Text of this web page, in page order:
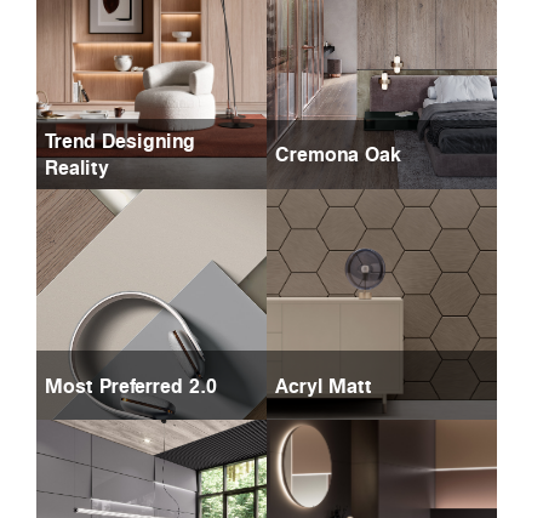
Trend Designing
Reality
Cremona Oak
Most Preferred 2.0 Acryl Matt